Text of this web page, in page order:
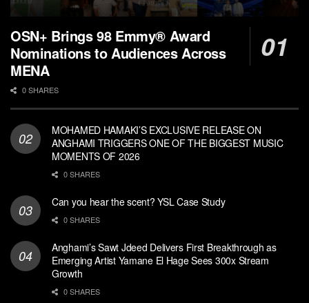
OSN+ Brings 98 Emmy® Award
Nominations to Audiences Across
MENA
0 SHARES
MOHAMED HAMAKI’S EXCLUSIVE RELEASE ON
ANGHAMI TRIGGERS ONE OF THE BIGGEST MUSIC
MOMENTS OF 2026
0 SHARES
Can you hear the scent? YSL Case Study
0 SHARES
Anghami’s Sawt Jdeed Delivers First Breakthrough as
Emerging Artist Yamane El Hage Sees 300x Stream
Growth
0 SHARES